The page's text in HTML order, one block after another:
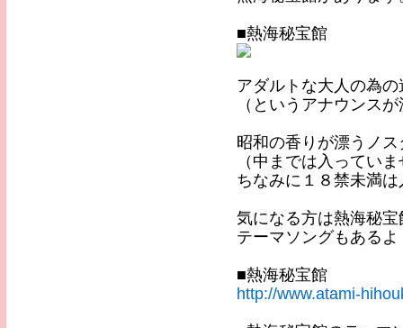
■熱海秘宝館
アダルトな大人の為
（というアナウンス
昭和の香りが漂うノ
（中までは入ってい
ちなみに１８禁未満
気になる方は熱海秘
テーマソングもある
■熱海秘宝館
http://www.atami-